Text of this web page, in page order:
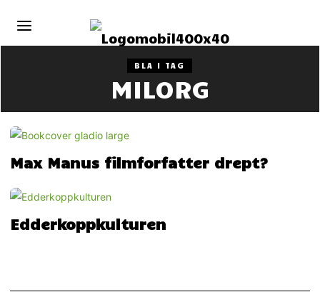
BLA I TAG
MILORG
Max Manus filmforfatter drept?
Edderkoppkulturen